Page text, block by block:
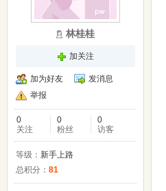
林桂桂
加关注
加为好友
发消息
举报
0
关注
0
粉丝
0
访客
等级： 新手上路
总积分： 81